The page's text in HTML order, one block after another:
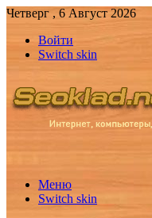
Четверг , 6 Август 2026
Войти
Switch skin
Меню
Switch skin